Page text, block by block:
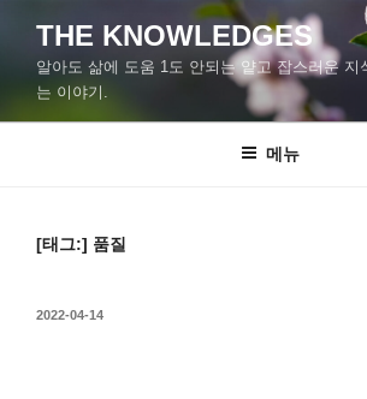
바
THE KNOWLEDGES
알아도 삶에 도움 1도 안되는 얕고 잡스러운 지
는 이야기.
메뉴
[태그:] 품질
작
2022-04-14